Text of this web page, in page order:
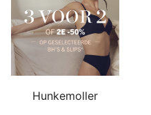
Hunkemoller